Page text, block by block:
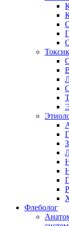
Флеболог